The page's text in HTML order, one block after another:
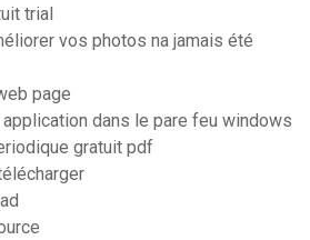
trial
vos photos na jamais été
page
dans le pare feu windows
gratuit pdf